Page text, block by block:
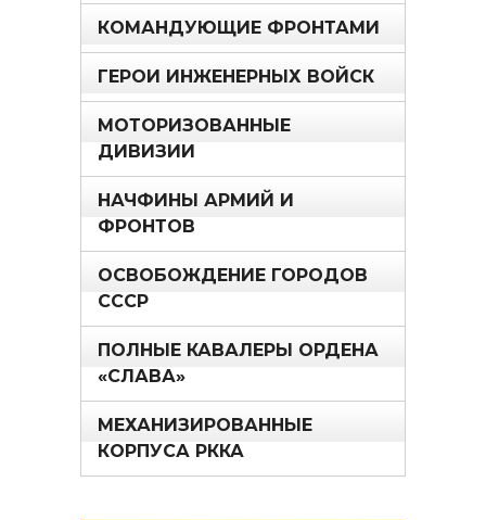
КОМАНДУЮЩИЕ ФРОНТАМИ
ГЕРОИ ИНЖЕНЕРНЫХ ВОЙСК
МОТОРИЗОВАННЫЕ
ДИВИЗИИ
НАЧФИНЫ АРМИЙ И
ФРОНТОВ
ОСВОБОЖДЕНИЕ ГОРОДОВ
СССР
ПОЛНЫЕ КАВАЛЕРЫ ОРДЕНА
«СЛАВА»
МЕХАНИЗИРОВАННЫЕ
КОРПУСА РККА